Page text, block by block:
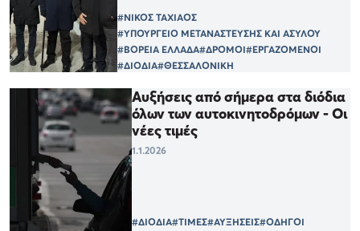
#ΝΙΚΟΣ ΤΑΧΙΑΟΣ
#ΥΠΟΥΡΓΕΙΟ ΜΕΤΑΝΑΣΤΕΥΣΗΣ ΚΑΙ ΑΣΥΛΟΥ
#ΒΟΡΕΙΑ ΕΛΛΑΔΑ#ΔΡΟΜΟΙ#ΕΡΓΑΖΟΜΕΝΟΙ
#ΔΙΟΔΙΑ#ΘΕΣΣΑΛΟΝΙΚΗ
Αυξήσεις από σήμερα στα διόδια
όλων των αυτοκινητοδρόμων - Οι
νέες τιμές
1.1.2026
#ΔΙΟΔΙΑ#ΤΙΜΕΣ#ΑΥΞΗΣΕΙΣ#ΟΔΗΓΟΙ